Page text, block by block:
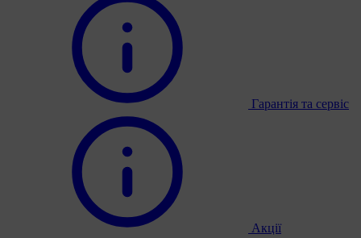
Гарантія та сервіс
Акції